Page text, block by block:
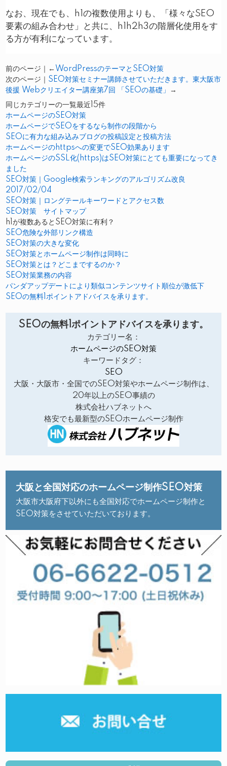
なお、現在でも、h1の複数使用よりも、「様々なSEO
要素の組み合わせ」と共に、h1h2h3の階層化使用をす
る方が有利になっています。
前のページ｜←WordPressのテーマとSEO対策
次のページ｜ SEO対策セミナー講師させていただきます。東大阪市
後援 Webクリエイター講座第7回 「SEOの基礎」
→
同じカテゴリーの一覧最近15件
ホームページのSEO対策
ホームページでSEOをするなら制作の段階から
SEOに有力な組み込みブログの投稿設定と投稿方法
ホームページのhttpsへの変更でSEO効果あります
ホームページのSSL化(https)はSEO対策にとても重要になってき
ました
SEO対策｜Google検索ランキングのアルゴリズム改良
2017/02/04
SEO対策｜ロングテールキーワードとアクセス数
SEO対策 サイトマップ
h1が複数あるとSEO対策に有利？
SEO危険な外部リンク構造
SEO対策の大きな変化
SEO対策とホームページ制作は同時に
SEO対策とは？どこまでするのか？
SEO対策業務の内容
パンダアップデートにより類似コンテンツサイト順位が激低下
SEOの無料1ポイントアドバイスを承ります。
SEOの無料1ポイントアドバイスを承ります。
カテゴリー名：
ホームページのSEO対策
キーワードタグ：
SEO
大阪・大阪市・全国でのSEO対策やホームページ制作は、
20年以上のSEO事績の
株式会社ハブネットへ
格安でも最新型のSEOホームページ制作
大阪と全国対応のホームページ制作SEO対策
大阪市大阪府下以外にも全国対応でホームページ制作と
SEO対策をさせていただいております。